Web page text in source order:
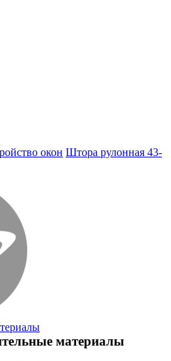
окон Штора рулонная 43-
материалы